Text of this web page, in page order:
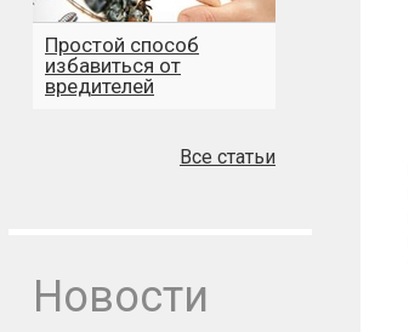
Простой способ
избавиться от
вредителей
Все статьи
Новости